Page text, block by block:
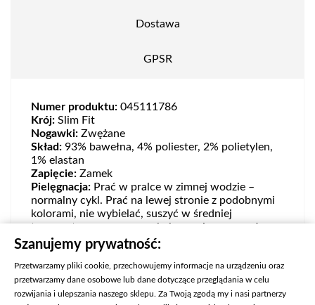
Dostawa
GPSR
Numer produktu: 045111786
Krój: Slim Fit
Nogawki: Zwężane
Skład: 93% bawełna, 4% poliester, 2% polietylen,
1% elastan
Zapięcie: Zamek
Pielęgnacja: Prać w pralce w zimnej wodzie –
normalny cykl. Prać na lewej stronie z podobnymi
kolorami, nie wybielać, suszyć w średniej
temperaturze w suszarce bębnowej, prasować
ciepłym żelazkiem, można czyścić chemicznie
Szanujemy prywatność:
Przetwarzamy pliki cookie, przechowujemy informacje na urządzeniu oraz
przetwarzamy dane osobowe lub dane dotyczące przeglądania w celu
rozwijania i ulepszania naszego sklepu. Za Twoją zgodą my i nasi partnerzy